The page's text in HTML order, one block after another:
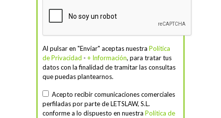
Al pulsar en "Enviar" aceptas nuestra Política
de Privacidad - + Información, para tratar tus
datos con la finalidad de tramitar las consultas
que puedas plantearnos.
Acepto recibir comunicaciones comerciales
perfiladas por parte de LETSLAW, S.L.
conforme a lo dispuesto en nuestra Política de